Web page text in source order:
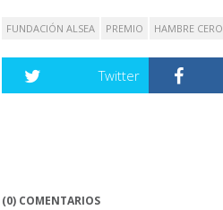
FUNDACIÓN ALSEA PREMIO HAMBRE CERO
Twitter
(0) COMENTARIOS